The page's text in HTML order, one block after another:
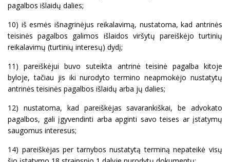
pagalbos išlaidų dalies;
10) iš esmės išnagrinėjus reikalavimą, nustatoma, kad antrinės
teisinės pagalbos galimos išlaidos viršytų pareiškėjo turtinių
reikalavimų (turtinių interesų) dydį;
11) pareiškėjui buvo suteikta antrinė teisinė pagalba kitoje
byloje, tačiau jis iki nurodyto termino neapmokėjo nustatytų
antrinės teisinės pagalbos išlaidų arba jų dalies;
12) nustatoma, kad pareiškėjas savarankiškai, be advokato
pagalbos, gali įgyvendinti arba apginti savo teises ar įstatymų
saugomus interesus;
14) pareiškėjas per tarnybos nustatytą terminą nepateikė visų